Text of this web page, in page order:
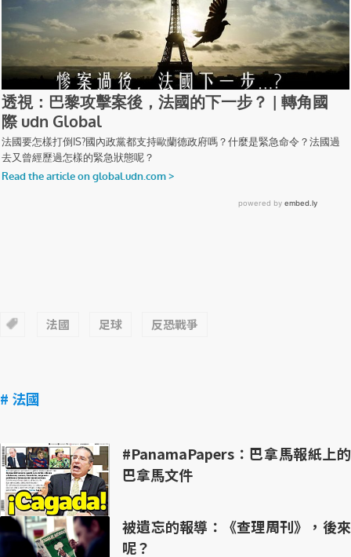
法國 足球 反恐戰爭
# 法國
#PanamaPapers：巴拿馬報紙上的
巴拿馬文件
被遺忘的報導：《查理周刊》，後來
呢？